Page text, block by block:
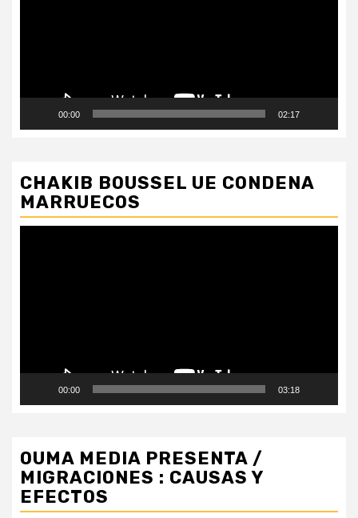
00:00 02:17
CHAKIB BOUSSEL UE CONDENA
MARRUECOS
00:00 03:18
OUMA MEDIA PRESENTA /
MIGRACIONES : CAUSAS Y
EFECTOS